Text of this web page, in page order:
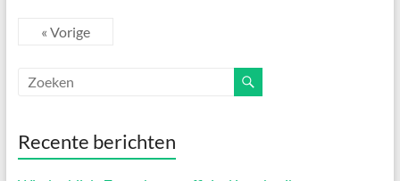
« Vorige
Recente berichten